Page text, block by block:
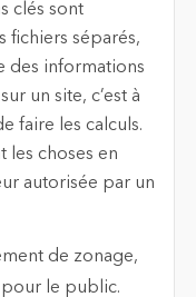
clés sont
fichiers séparés,
des informations
un site, c’est à
faire les calculs.
les choses en
autorisée par un